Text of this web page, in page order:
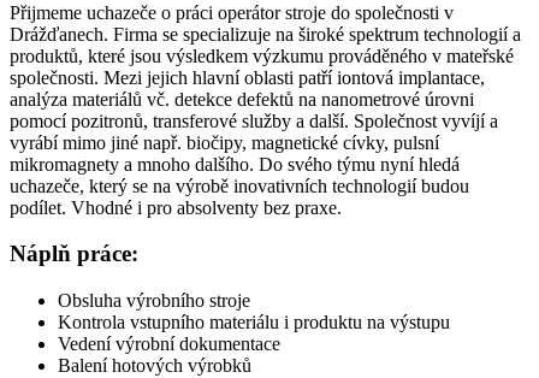
Přijmeme uchazeče o práci operátor stroje do společnosti v
Drážďanech. Firma se specializuje na široké spektrum technologií a
produktů, které jsou výsledkem výzkumu prováděného v mateřské
společnosti. Mezi jejich hlavní oblasti patří iontová implantace,
analýza materiálů vč. detekce defektů na nanometrové úrovni
pomocí pozitronů, transferové služby a další. Společnost vyvíjí a
vyrábí mimo jiné např. biočipy, magnetické cívky, pulsní
mikromagnety a mnoho dalšího. Do svého týmu nyní hledá
uchazeče, který se na výrobě inovativních technologií budou
podílet. Vhodné i pro absolventy bez praxe.
Náplň práce:
Obsluha výrobního stroje
Kontrola vstupního materiálu i produktu na výstupu
Vedení výrobní dokumentace
Balení hotových výrobků